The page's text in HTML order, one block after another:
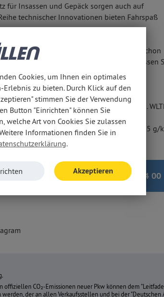
für Insassen und Gepäck sorgen auch auf
technischer Innovationen bieten Fahrspaß
uns, dann startet der offizielle Verkauf. Schon
in Aachen. Besuchen Sie uns und lassen
kompetent alle Einzelheiten.
Emission kombiniert 134–115 g/km (gem.
l/100 km; CO₂-Emission kombiniert 27–25 g/
kombiniert: 62–68 km (gem. WLTP)
0241 9 44 00
CO₂-Emissionen neuer Pkw können dem
der an allen Verkaufsstellen und bei der "Deutschen
Cookies, um Ihnen ein optimales
Erlebnis zu bieten. Durch Klick auf den
stimmen Sie der Verwendung
Button "Einrichten" können Sie
welche Art von Cookies Sie zulassen
Informationen finden Sie in
.
Akzeptieren